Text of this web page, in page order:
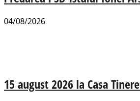
04/08/2026
15 august 2026 la Casa